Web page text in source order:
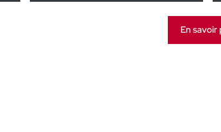
En savoir